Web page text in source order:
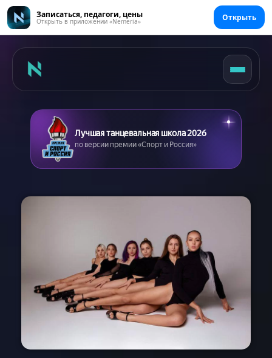
Записаться, педагоги, цены
Открыть в приложении «Nemeria» Открыть
Главная
Цены
Абонементы
Съемка танцев
Расписание
Спец-курсы
Сочи 2024
Лучшая танцевальная школа 2026
по версии премии «Спорт и Россия»